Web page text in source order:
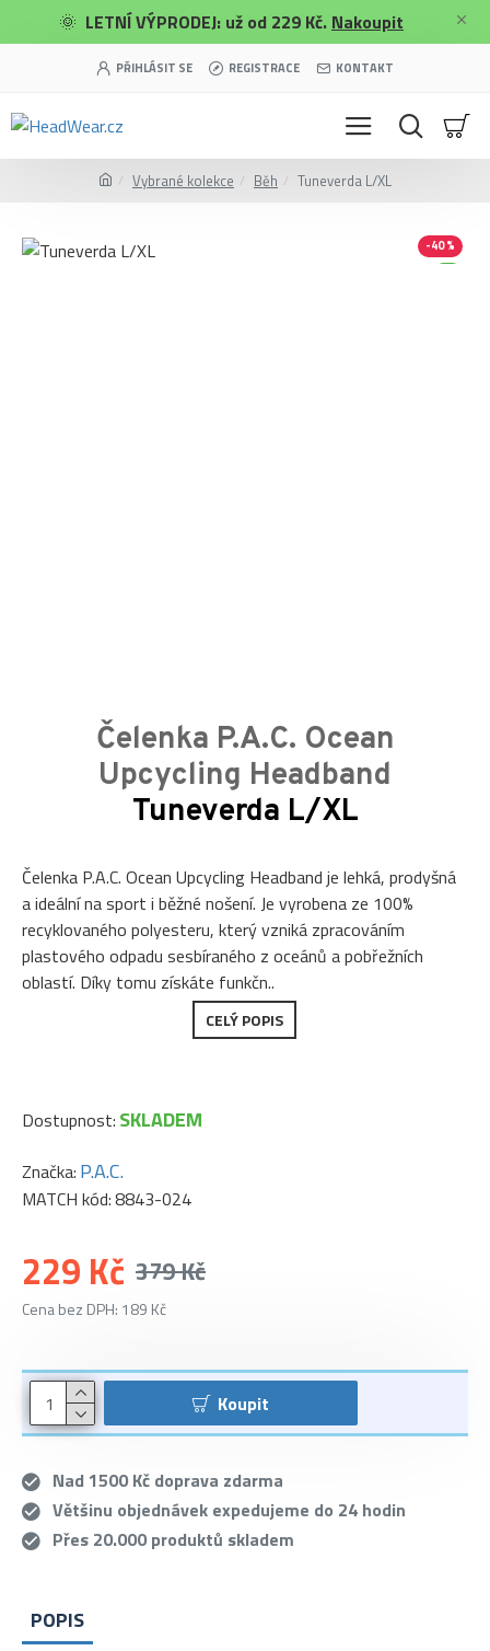
🌞 LETNÍ VÝPRODEJ: už od 229 Kč. Nakoupit
PŘIHLÁSIT SE REGISTRACE KONTAKT
Vybrané kolekce Běh Tuneverda L/XL
-40 %
Čelenka P.A.C. Ocean
Upcycling Headband
Tuneverda L/XL
Čelenka P.A.C. Ocean Upcycling Headband je lehká, prodyšná
a ideální na sport i běžné nošení. Je vyrobena ze 100%
recyklovaného polyesteru, který vzniká zpracováním
plastového odpadu sesbíraného z oceánů a pobřežních
oblastí. Díky tomu získáte funkčn..
CELÝ POPIS
229 Kč 379 Kč
Cena bez DPH: 189 Kč
Dostupnost: SKLADEM
Značka: P.A.C.
MATCH kód:8843-024
Koupit
Nad 1500 Kč doprava zdarma
Většinu objednávek expedujeme do 24 hodin
Přes 20.000 produktů skladem
POPIS